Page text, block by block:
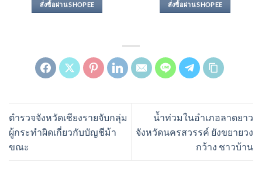
สั่งซื้อผ่าน SHOPEE สั่งซื้อผ่าน SHOPEE
ตำรวจจังหวัดเชียงรายจับกลุ่ม
ผู้กระทำผิดเกี่ยวกับบัญชีม้า
ขณะ
น้ำท่วมในอำเภอลาดยาว
จังหวัดนครสวรรค์ ยังขยายวง
กว้าง ชาวบ้าน